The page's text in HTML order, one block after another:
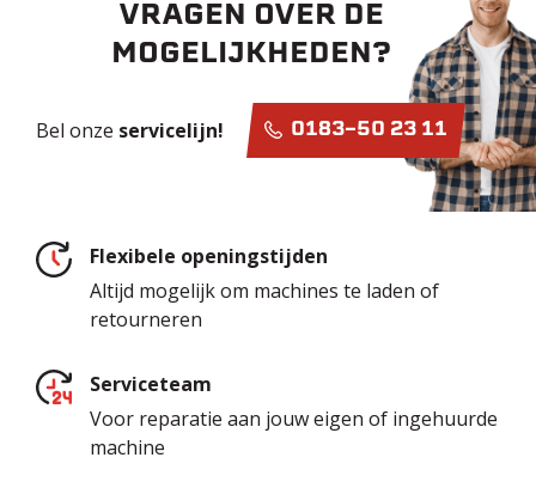
VRAGEN OVER DE
MOGELIJKHEDEN?
Bel onze servicelijn! 0183-50 23 11
Flexibele openingstijden
Altijd mogelijk om machines te laden of
retourneren
Serviceteam
Voor reparatie aan jouw eigen of ingehuurde
machine